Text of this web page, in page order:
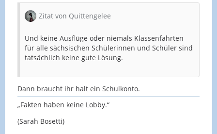
Zitat von Quittengelee
Und keine Ausflüge oder niemals Klassenfahrten
für alle sächsischen Schülerinnen und Schüler sind
tatsächlich keine gute Lösung.
Dann braucht ihr halt ein Schulkonto.
„Fakten haben keine Lobby.“
(Sarah Bosetti)